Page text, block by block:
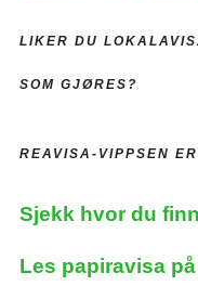
LIKER DU
SOM GJØRES?
REAVISA-VIPPSEN
Sjekk hvor du
Les papiravisa